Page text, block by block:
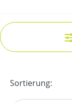
Sortierung: